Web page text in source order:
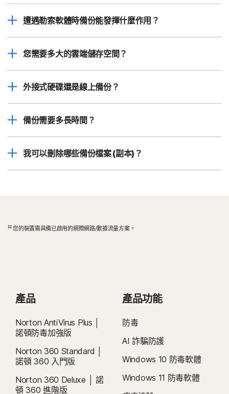
遭遇勒索軟體時備份能發揮什麼作用？
您需要多大的雲端儲存空間？
外接式硬碟還是線上備份？
備份需要多長時間？
我可以刪除哪些備份檔案 (副本)？
‡‡您的裝置需具備已啟用的網際網路/數據流量方案。
產品
Norton AntiVirus Plus │
諾頓防毒加強版
Norton 360 Standard │
諾頓 360 入門版
Norton 360 Deluxe │ 諾
頓 360 進階版
產品功能
防毒
AI 詐騙防護
Windows 10 防毒軟體
Windows 11 防毒軟體